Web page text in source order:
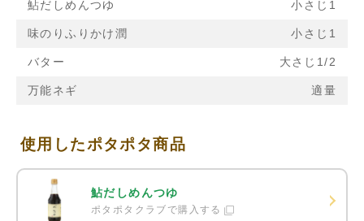
鮎だしめんつゆ 小さじ1
味のりふりかけ潤 小さじ1
バター 大さじ1/2
万能ネギ 適量
使用したポタポタ商品
鮎だしめんつゆ
ポタポタクラブで購入する